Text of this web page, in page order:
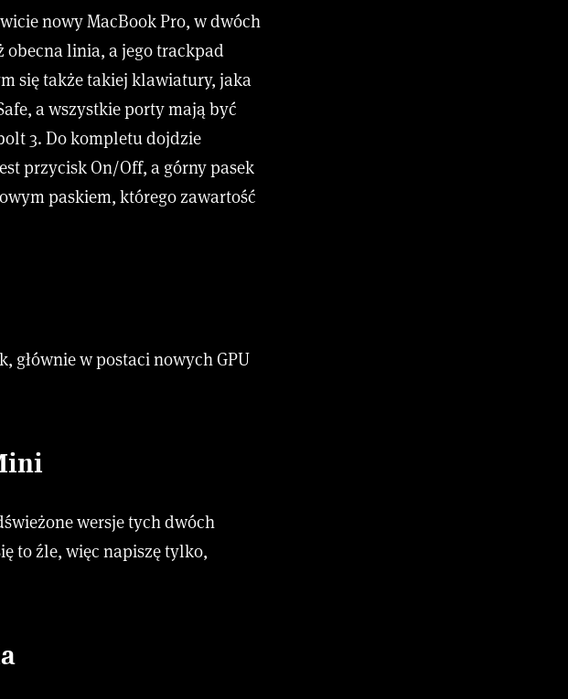
nowy MacBook Pro, w dwóch
obecna linia, a jego trackpad
się także takiej klawiatury, jaka
a wszystkie porty mają być
3. Do kompletu dojdzie
przycisk On/Off, a górny pasek
paskiem, którego zawartość
głównie w postaci nowych GPU
wersje tych dwóch
to źle, więc napiszę tylko,